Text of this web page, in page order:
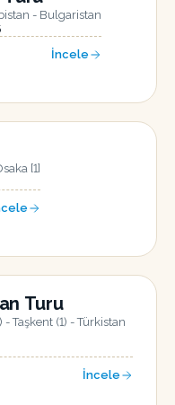
- Bulgaristan
İncele
[1]
Turu
Taşkent (1) - Türkistan
İncele